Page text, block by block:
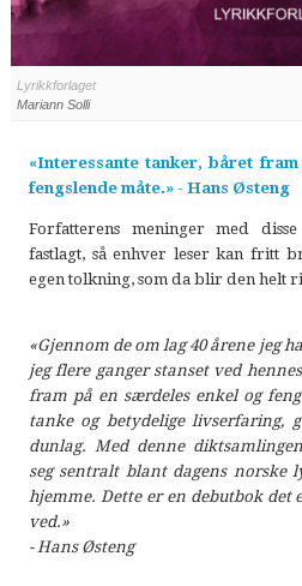
Lyrikkforlaget
Mariann Solli
«Interessante tanker, båret
fengslende måte.» - Hans Østeng
Forfatterens meninger med
fastlagt, så enhver leser kan fritt
egen tolkning, som da blir den helt
«Gjennom de om lag 40 årene jeg
jeg flere ganger stanset ved
fram på en særdeles enkel og
tanke og betydelige livserfaring,
dunlag. Med denne
seg sentralt blant dagens norske
hjemme. Dette er en debutbok det
ved.»
- Hans Østeng